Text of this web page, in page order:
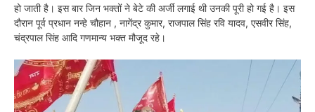
हो जाती है। इस बार जिन भक्तों ने बेटे की अर्जी लगाई थी उनकी पूरी हो गई है। इस
दौरान पूर्व प्रधान नन्हे चौहान , नागेंद्र कुमार, राजपाल सिंह रवि यादव, एसवीर सिंह,
चंद्रपाल सिंह आदि गणमान्य भक्त मौजूद रहे।